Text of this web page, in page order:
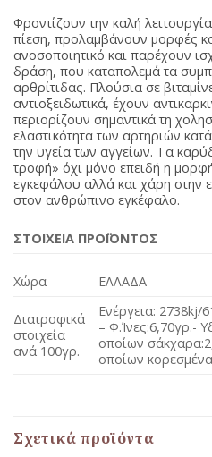
Φροντίζουν την καλή
πίεση, προλαμβάνουν μορφές
ανοσοποιητικό και παρέχουν
δράση, που καταπολεμά τα
αρθρίτιδας. Πλούσια σε
αντιοξειδωτικά, έχουν
περιορίζουν σημαντικά τη
ελαστικότητα των αρτηριών
την υγεία των αγγείων. Τα
τροφή» όχι μόνο επειδή η
εγκεφάλου αλλά και χάρη στην
στον ανθρώπινο εγκέφαλο.
ΣΤΟΙΧΕΙΑ ΠΡΟΪΟΝΤΟΣ
Χώρα ΕΛΛΑΔΑ
Διατροφικά
στοιχεία
ανά 100γρ.
Ενέργεια: 2738kj/
– Φ.Ίνες:6,70γρ.-
οποίων
οποίων
Σχετικά προϊόντα